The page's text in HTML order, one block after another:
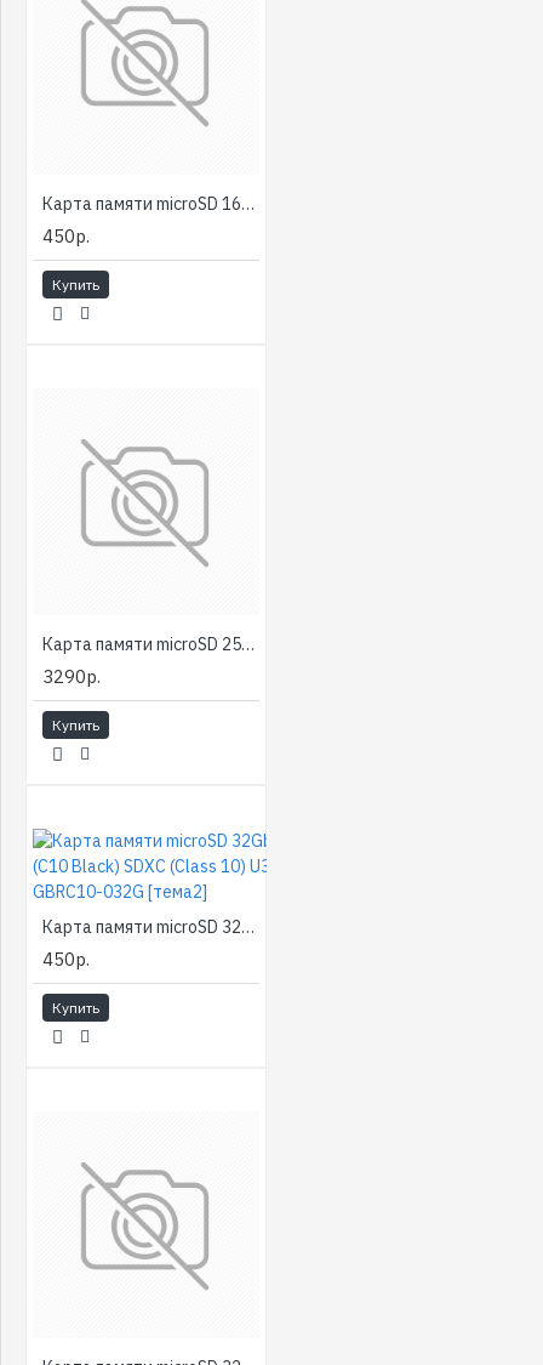
Карта памяти microSD 16Gb Smartbuy Class 10 с адаптером [тема2]
450р.
Купить
Карта памяти microSD 256Gb Silicon Power SP256GBSTXBV1V20 A1, Class 1(U1) [тема2]
3290р.
Купить
Карта памяти microSD 32Gb Geil (C10 Black) SDXC (Class 10) U3 GBRC10-032G [тема2]
450р.
Купить